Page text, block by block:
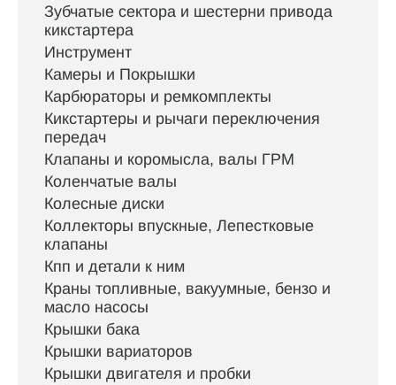
Зубчатые сектора и шестерни привода
кикстартера
Инструмент
Камеры и Покрышки
Карбюраторы и ремкомплекты
Кикстартеры и рычаги переключения
передач
Клапаны и коромысла, валы ГРМ
Коленчатые валы
Колесные диски
Коллекторы впускные, Лепестковые
клапаны
Кпп и детали к ним
Краны топливные, вакуумные, бензо и
масло насосы
Крышки бака
Крышки вариаторов
Крышки двигателя и пробки